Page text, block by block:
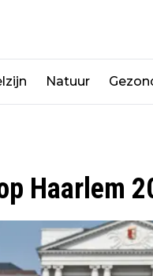
Natuur
Haarlem